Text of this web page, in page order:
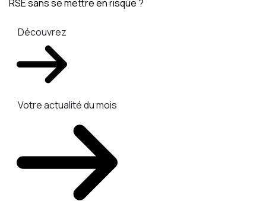
RSE sans se mettre en risque ?
Découvrez
Votre actualité du mois